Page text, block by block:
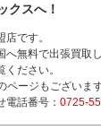
クスへ！
です。
無料で出張買取し
ださい。
ページもございます
電話番号： 0725-